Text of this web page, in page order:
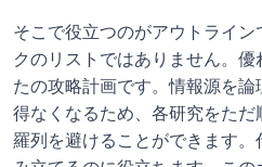
そこで役立つのがアウトライ
クのリストではありません。
たの攻略計画です。情報源を
得なくなるため、各研究をた
羅列を避けることができます